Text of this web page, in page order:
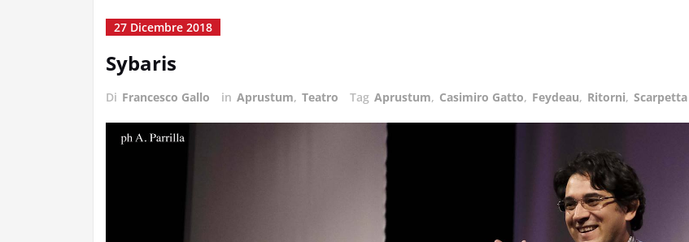
27 Dicembre 2018
Sybaris
Di Francesco Gallo in Aprustum, Teatro Tag Aprustum, Casimiro Gatto, Feydeau, Ritorni, Scarpetta